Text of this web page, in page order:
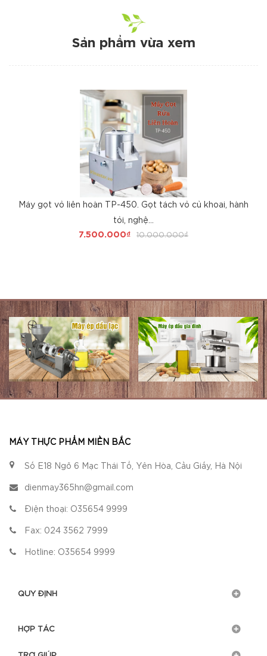
Sản phẩm vừa xem
Máy gọt vỏ liên hoàn TP-450. Gọt tách vỏ củ khoai, hành
tỏi, nghệ...
7.500.000₫
10.000.000₫
MÁY THỰC PHẨM MIỀN BẮC
Số E18 Ngõ 6 Mạc Thái Tổ, Yên Hòa, Cầu Giấy, Hà Nội
dienmay365hn@gmail.com
Điện thoại: O35654 9999
Fax: 024 3562 7999
Hotline: O35654 9999
QUY ĐỊNH
HỢP TÁC